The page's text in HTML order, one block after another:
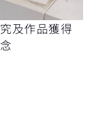
及作品獲得
主任